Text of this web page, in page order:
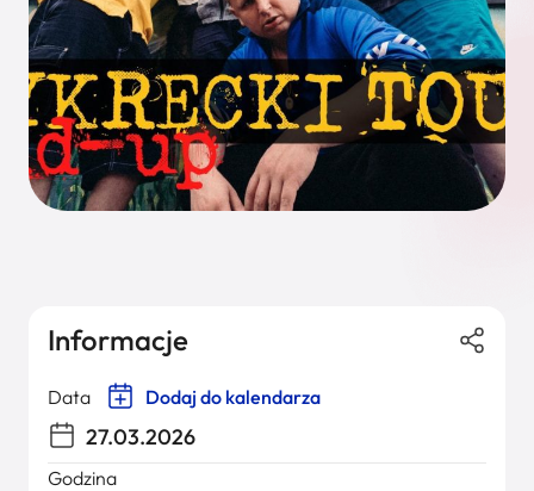
Informacje
Data Dodaj do kalendarza
27.03.2026
Godzina